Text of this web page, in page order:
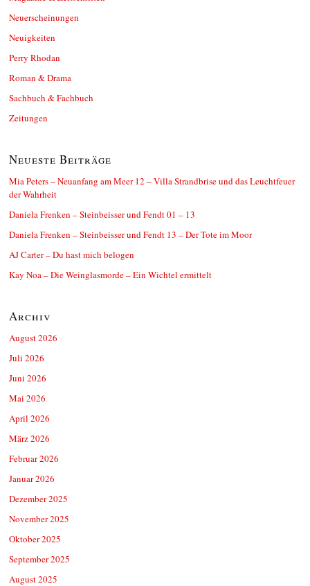
Neuerscheinungen
Neuigkeiten
Perry Rhodan
Roman & Drama
Sachbuch & Fachbuch
Zeitungen
Neueste Beiträge
Mia Peters – Neuanfang am Meer 12 – Villa Strandbrise und das Leuchtfeuer
der Wahrheit
Daniela Frenken – Steinbeisser und Fendt 01 – 13
Daniela Frenken – Steinbeisser und Fendt 13 – Der Tote im Moor
AJ Carter – Du hast mich belogen
Kay Noa – Die Weinglasmorde – Ein Wichtel ermittelt
Archiv
August 2026
Juli 2026
Juni 2026
Mai 2026
April 2026
März 2026
Februar 2026
Januar 2026
Dezember 2025
November 2025
Oktober 2025
September 2025
August 2025